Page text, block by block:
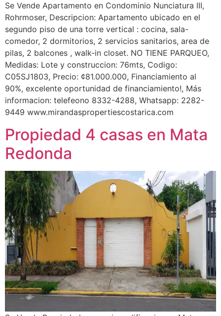
Se Vende Apartamento en Condominio Nunciatura III,
Rohrmoser, Descripcion: Apartamento ubicado en el
segundo piso de una torre vertical : cocina, sala-
comedor, 2 dormitorios, 2 servicios sanitarios, area de
pilas, 2 balcones , walk-in closet. NO TIENE PARQUEO,
Medidas: Lote y construccion: 76mts, Codigo:
C05SJ1803, Precio: ¢81.000.000, Financiamiento al
90%, excelente oportunidad de financiamiento!, Más
informacion: telefeono 8332-4288, Whatsapp: 2282-
9449 www.mirandaspropertiescostarica.com
Propiedad 4 casas en Mata
Redonda